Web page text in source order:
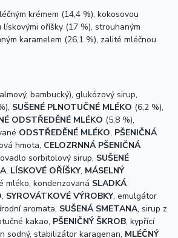
krémem (14,4 %), kokosovou
oříšky (17 %), strouhaným
karamelem (26,1 %), zalité mléčnou
bambucký), glukózový sirup,
SUŠENÉ PLNOTUČNÉ MLÉKO (6,2 %),
ODSTŘEDĚNÉ MLÉKO (5,8 %),
ODSTŘEDĚNÉ MLÉKO, PŠENIČNÁ
hmota, CELOZRNNÁ PŠENIČNÁ
sorbitolový sirup, SUŠENÉ
, LÍSKOVÉ OŘÍŠKY, MÁSELNÝ
mléko,kondenzovaná SLADKÁ
, SYROVÁTKOVÉ VÝROBKY, emulgátor
aromata, SUŠENÁ SMETANA, sirup z
kakao, PŠENIČNÝ ŠKROB, kypřící
sodný, stabilizátor karagenan, MLÉČNÝ